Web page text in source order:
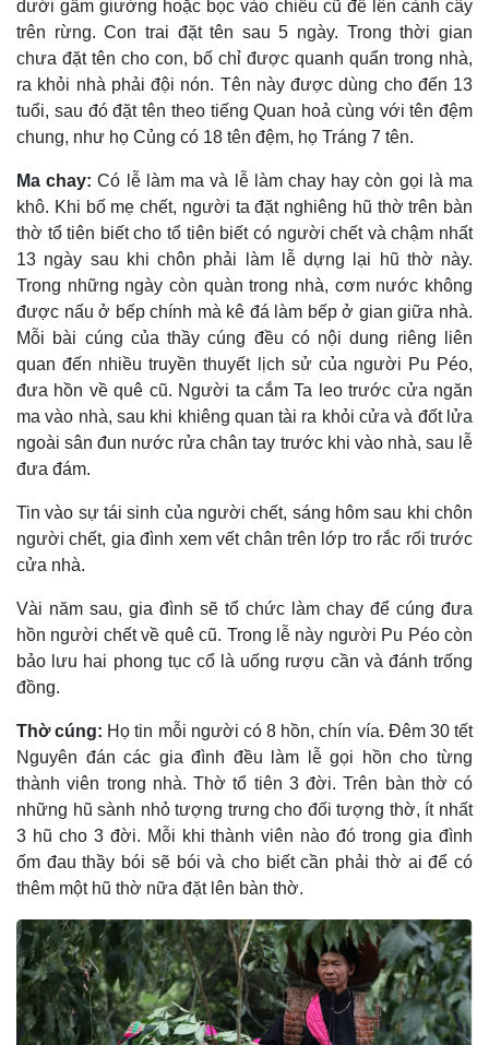
dưới gầm giường hoặc bọc vào chiếu cũ để lên cành cây
trên rừng. Con trai đặt tên sau 5 ngày. Trong thời gian
chưa đặt tên cho con, bố chỉ được quanh quẩn trong nhà,
ra khỏi nhà phải đội nón. Tên này được dùng cho đến 13
tuổi, sau đó đặt tên theo tiếng Quan hoả cùng với tên đệm
chung, như họ Củng có 18 tên đệm, họ Tráng 7 tên.
Ma chay:Có lễ làm ma và lễ làm chay hay còn gọi là ma
khô. Khi bố mẹ chết, người ta đặt nghiêng hũ thờ trên bàn
thờ tổ tiên biết cho tổ tiên biết có người chết và chậm nhất
13 ngày sau khi chôn phải làm lễ dựng lại hũ thờ này.
Trong những ngày còn quàn trong nhà, cơm nước không
được nấu ở bếp chính mà kê đá làm bếp ở gian giữa nhà.
Mỗi bài cúng của thầy cúng đều có nội dung riêng liên
quan đến nhiều truyền thuyết lịch sử của người Pu Péo,
đưa hồn về quê cũ. Người ta cắm Ta leo trước cửa ngăn
ma vào nhà, sau khi khiêng quan tài ra khỏi cửa và đốt lửa
ngoài sân đun nước rửa chân tay trước khi vào nhà, sau lễ
đưa đám.
Tin vào sự tái sinh của người chết, sáng hôm sau khi chôn
người chết, gia đình xem vết chân trên lớp tro rắc rối trước
cửa nhà.
Vài năm sau, gia đình sẽ tổ chức làm chay để cúng đưa
hồn người chết về quê cũ. Trong lễ này người Pu Péo còn
bảo lưu hai phong tục cổ là uống rượu cần và đánh trống
đồng.
Thờ cúng: Họ tin mỗi người có 8 hồn, chín vía. Ðêm 30 tết
Nguyên đán các gia đình đều làm lễ gọi hồn cho từng
thành viên trong nhà. Thờ tổ tiên 3 đời. Trên bàn thờ có
những hũ sành nhỏ tượng trưng cho đối tượng thờ, ít nhất
3 hũ cho 3 đời. Mỗi khi thành viên nào đó trong gia đình
ốm đau thầy bói sẽ bói và cho biết cần phải thờ ai để có
thêm một hũ thờ nữa đặt lên bàn thờ.